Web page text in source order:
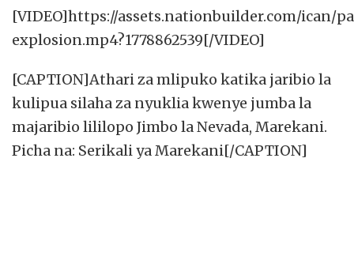
[VIDEO]https://assets.nationbuilder.com/ican/
explosion.mp4?1778862539[/VIDEO]
[CAPTION]Athari za mlipuko katika jaribio la
kulipua silaha za nyuklia kwenye jumba la
majaribio lililopo Jimbo la Nevada, Marekani.
Picha na: Serikali ya Marekani[/CAPTION]